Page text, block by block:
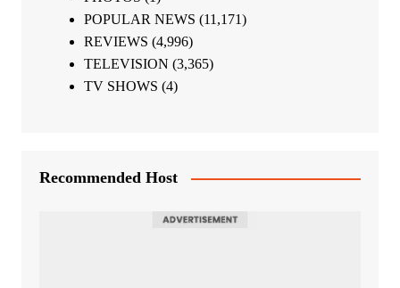
POPULAR NEWS (11,171)
REVIEWS (4,996)
TELEVISION (3,365)
TV SHOWS (4)
Recommended Host